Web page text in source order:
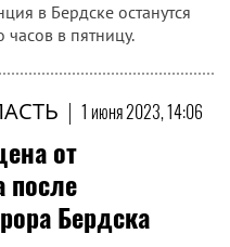
в Бердске останутся
часов в пятницу.
| 1 июня 2023, 14:06
от
после
Бердска